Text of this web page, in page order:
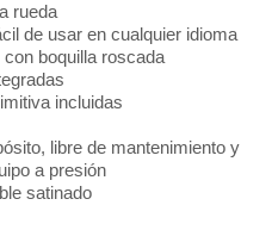
rueda
de usar en cualquier idioma
boquilla roscada
incluidas
libre de mantenimiento y
a presión
satinado